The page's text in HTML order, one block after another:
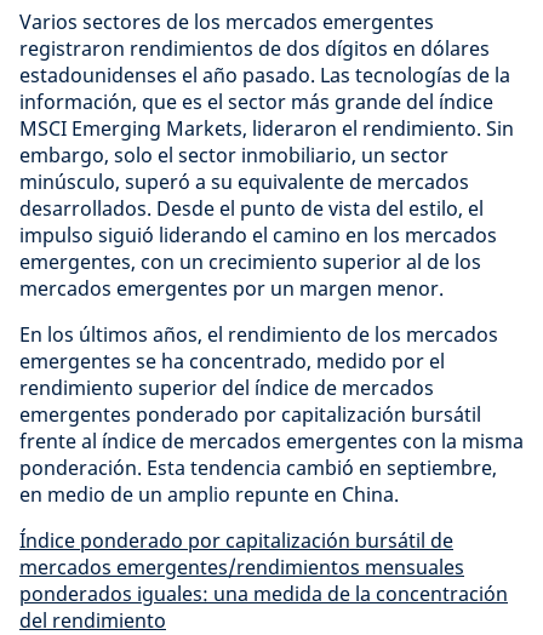
Varios sectores de los mercados emergentes
registraron rendimientos de dos dígitos en dólares
estadounidenses el año pasado. Las tecnologías de la
información, que es el sector más grande del índice
MSCI Emerging Markets, lideraron el rendimiento. Sin
embargo, solo el sector inmobiliario, un sector
minúsculo, superó a su equivalente de mercados
desarrollados. Desde el punto de vista del estilo, el
impulso siguió liderando el camino en los mercados
emergentes, con un crecimiento superior al de los
mercados emergentes por un margen menor.
En los últimos años, el rendimiento de los mercados
emergentes se ha concentrado, medido por el
rendimiento superior del índice de mercados
emergentes ponderado por capitalización bursátil
frente al índice de mercados emergentes con la misma
ponderación. Esta tendencia cambió en septiembre,
en medio de un amplio repunte en China.
Índice ponderado por capitalización bursátil de
mercados emergentes/rendimientos mensuales
ponderados iguales: una medida de la concentración
del rendimiento